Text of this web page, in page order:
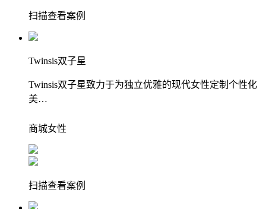
扫描查看案例
Twinsis双子星
Twinsis双子星致力于为独立优雅的现代女性定制个性化
美…
商城女性
扫描查看案例